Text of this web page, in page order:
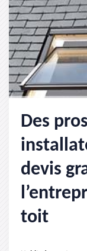
Des
devis
toit